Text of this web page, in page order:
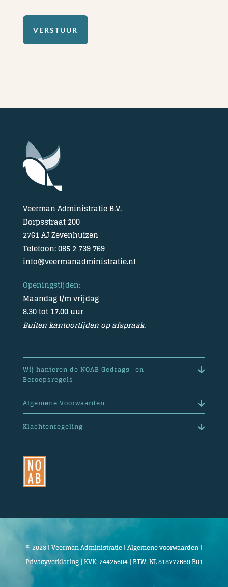
VERSTUUR
Veerman Administratie B.V.
Dorpsstraat 200
2761 AJ Zevenhuizen
Telefoon: 085 2 739 769
info@veermanadministratie.nl
Openingstijden:
Maandag t/m vrijdag
8.30 tot 17.00 uur
Buiten kantoortijden op afspraak.
Wij hanteren de NOAB Gedrags- en
Beroepsregels
Algemene Voorwaarden
Klachtenregeling
© 2023 | Veerman Administratie |Algemene voorwaarden|
Privacyverklaring| KVK: 24425604 | BTW: NL 818772669 B01